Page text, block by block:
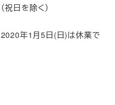
日を除く）
年1月5日(日)は休業で